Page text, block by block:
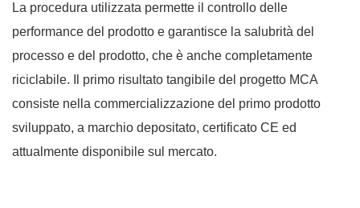
La procedura utilizzata permette il controllo delle
performance del prodotto e garantisce la salubrità del
processo e del prodotto, che è anche completamente
riciclabile. Il primo risultato tangibile del progetto MCA
consiste nella commercializzazione del primo prodotto
sviluppato, a marchio depositato, certificato CE ed
attualmente disponibile sul mercato.